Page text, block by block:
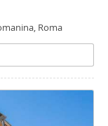
Roma